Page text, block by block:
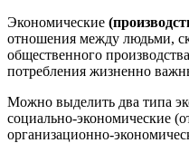
Экономические
отношения между людьми,
общественного
потребления жизненно
Можно выделить два типа
социально-экономические
организационно-